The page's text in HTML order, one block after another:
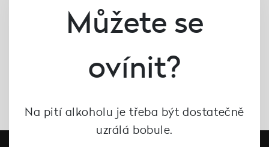
Můžete se
ovínit?
Na pití alkoholu je třeba být dostatečně
uzrálá bobule.